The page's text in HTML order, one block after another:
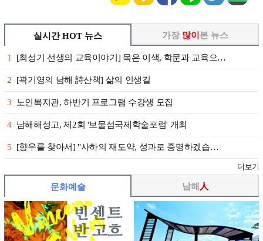
실시간 HOT 뉴스
1 [최성기 선생의 교육이야기] 목은 이색, 학문과 교육으…
2 [곽기영의 남해 詩산책] 삶의 인생길
3 노인복지관, 하반기 프로그램 수강생 모집
4 남해해성고, 제2회 '보물섬국제학술포럼' 개최
5 [향우를 찾아서] "사하의 재도약, 성과로 증명하겠습…
더보기
가장 많이 본 뉴스
문화예술 남해 人